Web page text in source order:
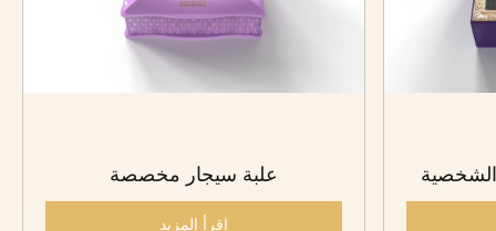
علبة سيجار مخصصة
اقرأ المزيد